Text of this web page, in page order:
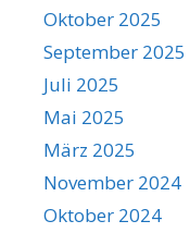
Oktober 2025
September 2025
Juli 2025
Mai 2025
März 2025
November 2024
Oktober 2024